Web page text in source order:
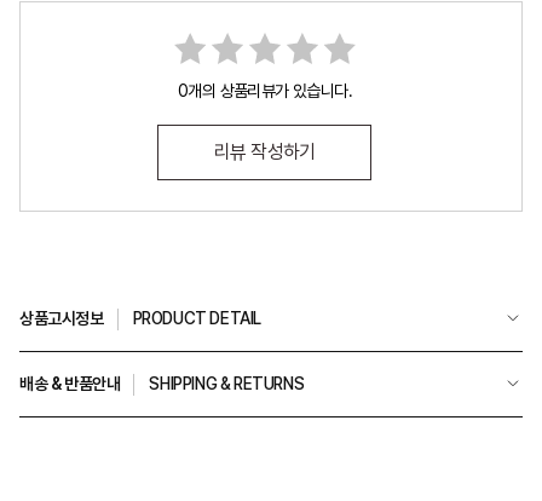
0개의 상품리뷰가 있습니다.
리뷰 작성하기
상품고시정보 PRODUCT DETAIL
배송 & 반품안내 SHIPPING & RETURNS